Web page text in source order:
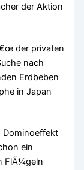
der Aktion
der privaten
nach
Erdbeben
in Japan
Dominoeffekt
ein
FlÃ¼geln